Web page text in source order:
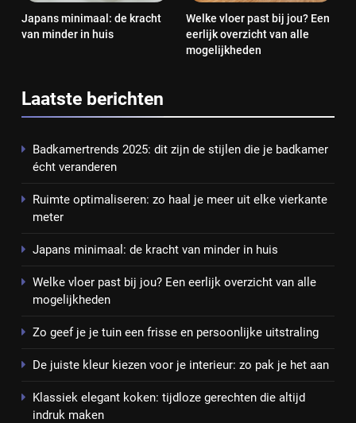
Japans minimaal: de kracht
van minder in huis
Welke vloer past bij jou? Een
eerlijk overzicht van alle
mogelijkheden
Laatste berichten
Badkamertrends 2025: dit zijn de stijlen die je badkamer
écht veranderen
Ruimte optimaliseren: zo haal je meer uit elke vierkante
meter
Japans minimaal: de kracht van minder in huis
Welke vloer past bij jou? Een eerlijk overzicht van alle
mogelijkheden
Zo geef je je tuin een frisse en persoonlijke uitstraling
De juiste kleur kiezen voor je interieur: zo pak je het aan
Klassiek elegant koken: tijdloze gerechten die altijd
indruk maken